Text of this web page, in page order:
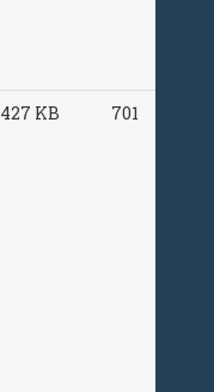
427 KB 701